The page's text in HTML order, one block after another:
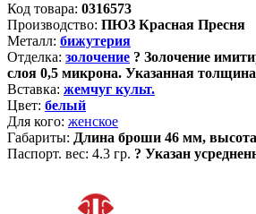
Код товара: 0316573
Производство: ПЮЗ Красная Пресня
Металл: бижутерия
Отделка: золочение ? Золочение
слоя 0,5 микрона. Указанная
Вставка: жемчуг культ.
Цвет: белый
Для кого: женское
Габариты: Длина броши 46 мм,
Паспорт. вес: 4.3 гр. ? Указан